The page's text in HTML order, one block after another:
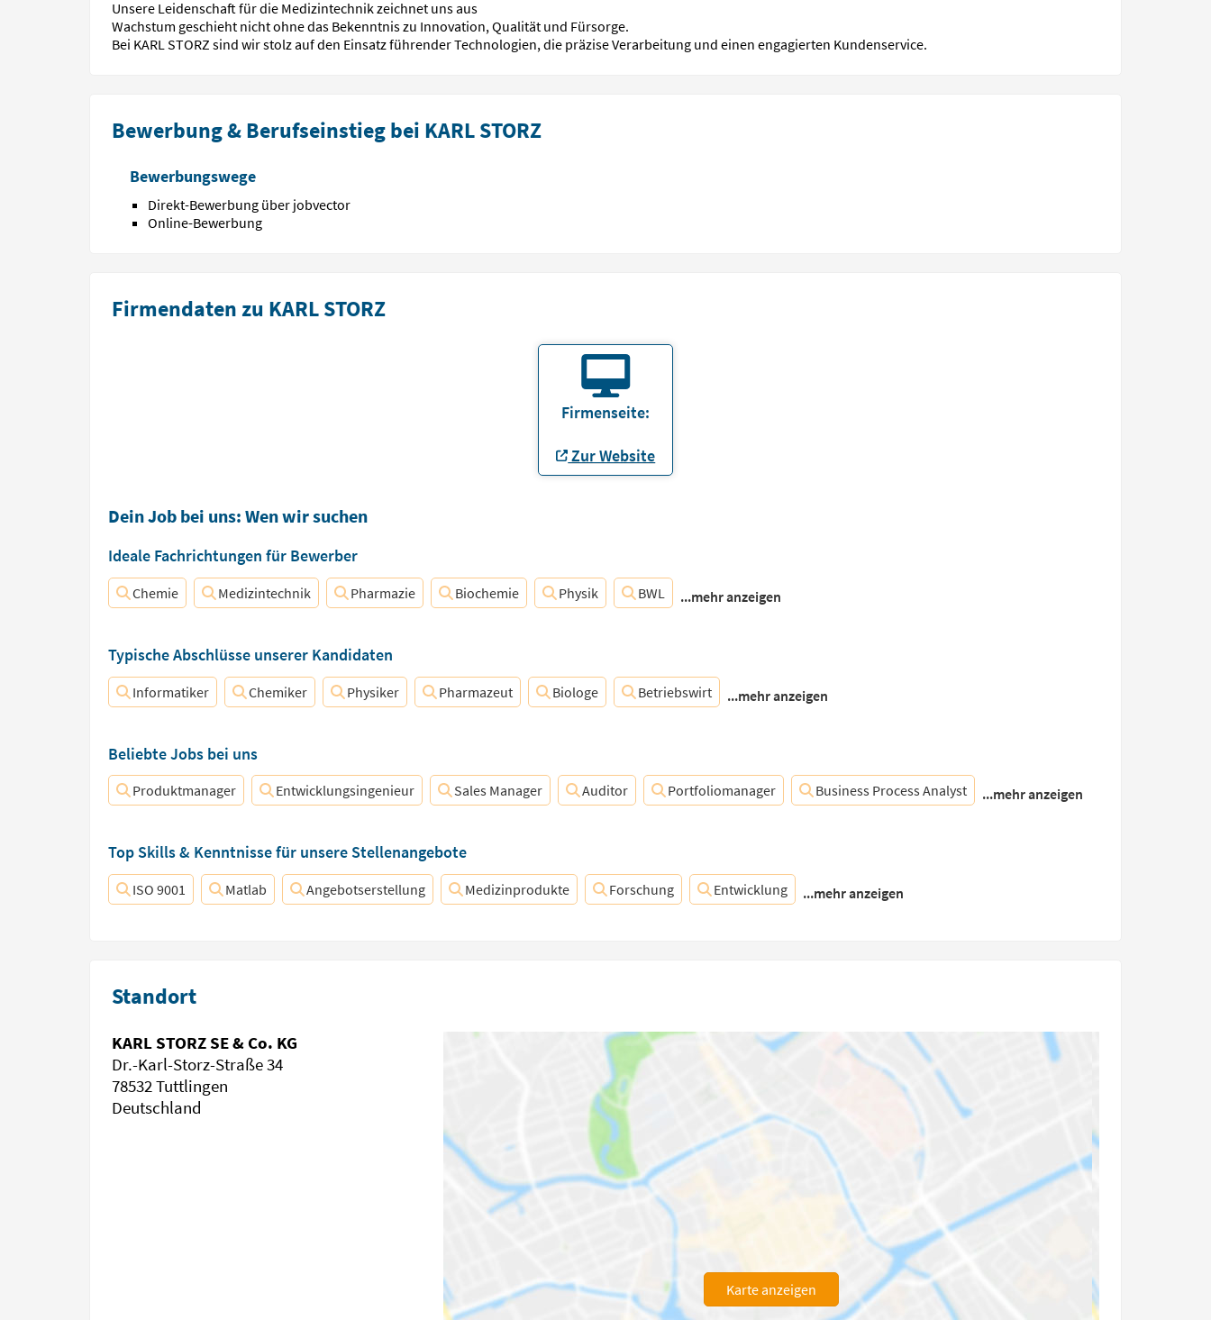
Unsere Leidenschaft für die Medizintechnik zeichnet uns aus
Wachstum geschieht nicht ohne das Bekenntnis zu Innovation, Qualität und Fürsorge.
Bei KARL STORZ sind wir stolz auf den Einsatz führender Technologien, die präzise Verarbeitung und einen engagierten Kundenservice.
Bewerbung & Berufseinstieg bei KARL STORZ
Bewerbungswege
Direkt-Bewerbung über jobvector
Online-Bewerbung
Firmendaten zu KARL STORZ
Firmenseite:
Zur Website
Dein Job bei uns: Wen wir suchen
Ideale Fachrichtungen für Bewerber
Chemie Medizintechnik Pharmazie Biochemie Physik BWL ...mehr anzeigen
Typische Abschlüsse unserer Kandidaten
Informatiker Chemiker Physiker Pharmazeut Biologe Betriebswirt ...mehr anzeigen
Beliebte Jobs bei uns
Produktmanager Entwicklungsingenieur Sales Manager Auditor Portfoliomanager Business Process Analyst ...mehr anzeigen
Top Skills & Kenntnisse für unsere Stellenangebote
ISO 9001 Matlab Angebotserstellung Medizinprodukte Forschung Entwicklung ...mehr anzeigen
Standort
KARL STORZ SE & Co. KG
Dr.-Karl-Storz-Straße 34
78532 Tuttlingen
Deutschland
Karte anzeigen